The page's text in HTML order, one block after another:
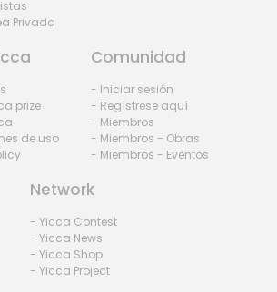
Privada
prize
de uso
Comunidad
- Iniciar sesión
- Regístrese aquí
- Miembros
- Miembros - Obras
- Miembros - Eventos
Network
- Yicca Contest
- Yicca News
- Yicca Shop
- Yicca Project